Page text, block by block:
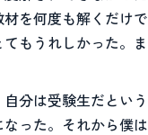
を何度も解くだけ
もうれしかった。
分は受験生だとい
った。それから僕